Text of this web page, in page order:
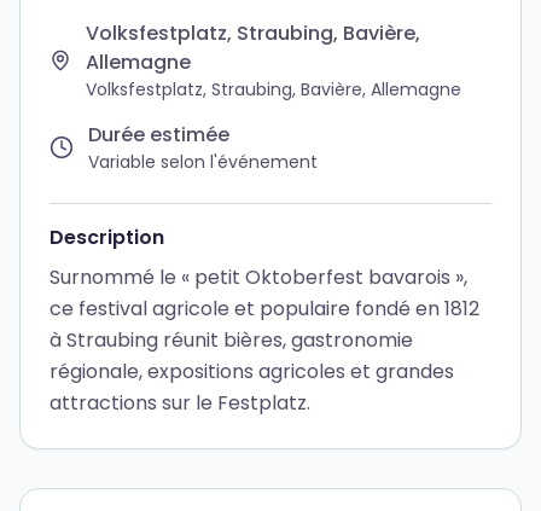
Volksfestplatz, Straubing, Bavière,
Allemagne
Volksfestplatz, Straubing, Bavière, Allemagne
Durée estimée
Variable selon l'événement
Description
Surnommé le « petit Oktoberfest bavarois »,
ce festival agricole et populaire fondé en 1812
à Straubing réunit bières, gastronomie
régionale, expositions agricoles et grandes
attractions sur le Festplatz.